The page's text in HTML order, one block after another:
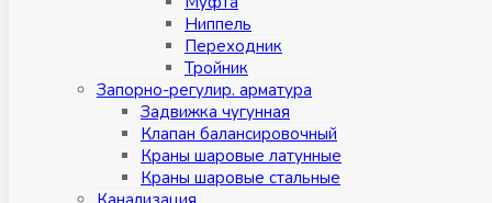
Ниппель
Переходник
Тройник
Запорно-регулир. арматура
Задвижка чугунная
Клапан балансировочный
Краны шаровые латунные
Краны шаровые стальные